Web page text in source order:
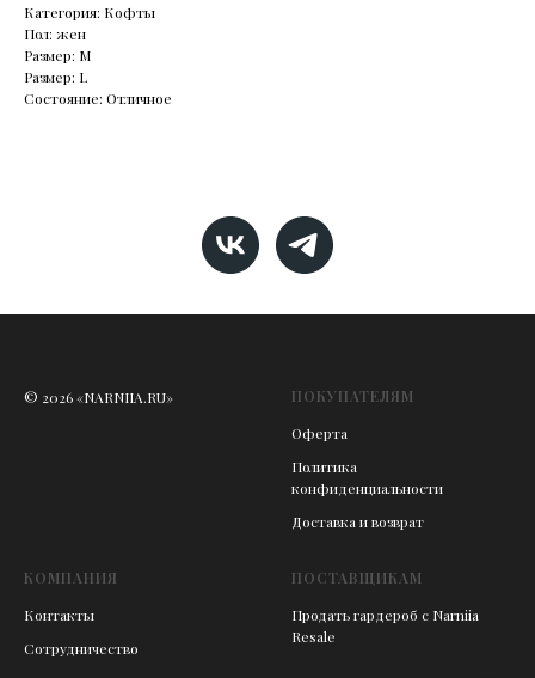
Категория: Кофты
Пол: жен
Размер: М
Размер: L
Состояние: Отличное
© 2026 «NARNIIA.RU»
ПОКУПАТЕЛЯМ
Оферта
Политика
конфиденциальности
Доставка и возврат
КОМПАНИЯ
Контакты
Сотрудничество
ПОСТАВЩИКАМ
Продать гардероб с Narniia
Resale